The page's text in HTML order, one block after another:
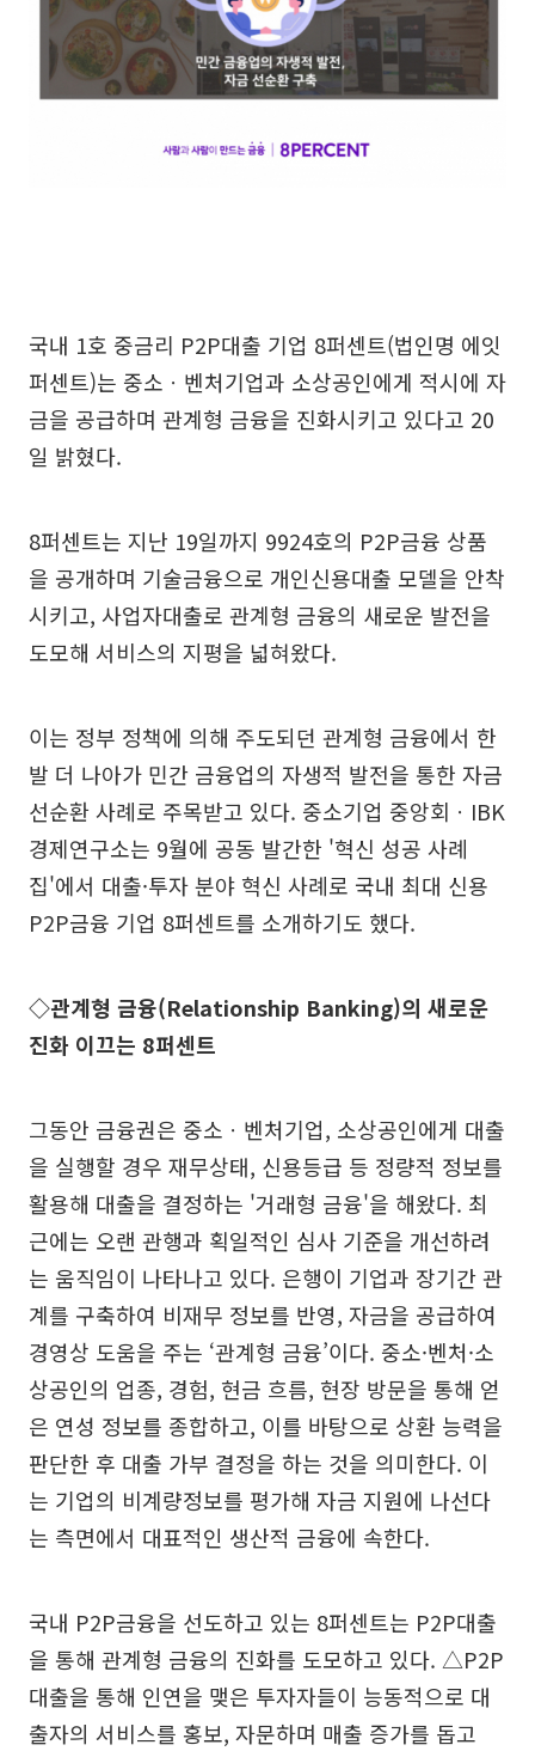
국내 1호 중금리 P2P대출 기업 8퍼센트(법인명 에잇
퍼센트)는 중소ㆍ벤처기업과 소상공인에게 적시에 자
금을 공급하며 관계형 금융을 진화시키고 있다고 20
일 밝혔다.
8퍼센트는 지난 19일까지 9924호의 P2P금융 상품
을 공개하며 기술금융으로 개인신용대출 모델을 안착
시키고, 사업자대출로 관계형 금융의 새로운 발전을
도모해 서비스의 지평을 넓혀왔다.
이는 정부 정책에 의해 주도되던 관계형 금융에서 한
발 더 나아가 민간 금융업의 자생적 발전을 통한 자금
선순환 사례로 주목받고 있다. 중소기업 중앙회ㆍIBK
경제연구소는 9월에 공동 발간한 '혁신 성공 사례
집'에서 대출·투자 분야 혁신 사례로 국내 최대 신용
P2P금융 기업 8퍼센트를 소개하기도 했다.
◇관계형 금융(Relationship Banking)의 새로운
진화 이끄는 8퍼센트
그동안 금융권은 중소ㆍ벤처기업, 소상공인에게 대출
을 실행할 경우 재무상태, 신용등급 등 정량적 정보를
활용해 대출을 결정하는 '거래형 금융'을 해왔다. 최
근에는 오랜 관행과 획일적인 심사 기준을 개선하려
는 움직임이 나타나고 있다. 은행이 기업과 장기간 관
계를 구축하여 비재무 정보를 반영, 자금을 공급하여
경영상 도움을 주는 ‘관계형 금융’이다. 중소·벤처·소
상공인의 업종, 경험, 현금 흐름, 현장 방문을 통해 얻
은 연성 정보를 종합하고, 이를 바탕으로 상환 능력을
판단한 후 대출 가부 결정을 하는 것을 의미한다. 이
는 기업의 비계량정보를 평가해 자금 지원에 나선다
는 측면에서 대표적인 생산적 금융에 속한다.
국내 P2P금융을 선도하고 있는 8퍼센트는 P2P대출
을 통해 관계형 금융의 진화를 도모하고 있다. △P2P
대출을 통해 인연을 맺은 투자자들이 능동적으로 대
출자의 서비스를 홍보, 자문하며 매출 증가를 돕고